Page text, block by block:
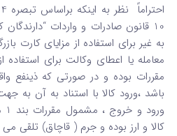
10 قانون صادرات و واردات
به غیر برای استفاده از مزایای کارت
معامله یا اعطای وکالت برای استفاده
مقررات بوده و در صورتی که ذینفع
باشد ،ورود کالا با استناد به آن به
کالا و ارز بوده و جرم ( قاچاق) تلقی می